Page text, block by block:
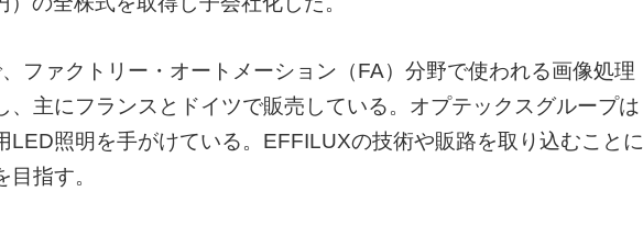
ファクトリー・オートメーション（FA）分野で使われる画像処理
、主にフランスとドイツで販売している。オプテックスグループは
LED照明を手がけている。EFFILUXの技術や販路を取り込むことに
指す。